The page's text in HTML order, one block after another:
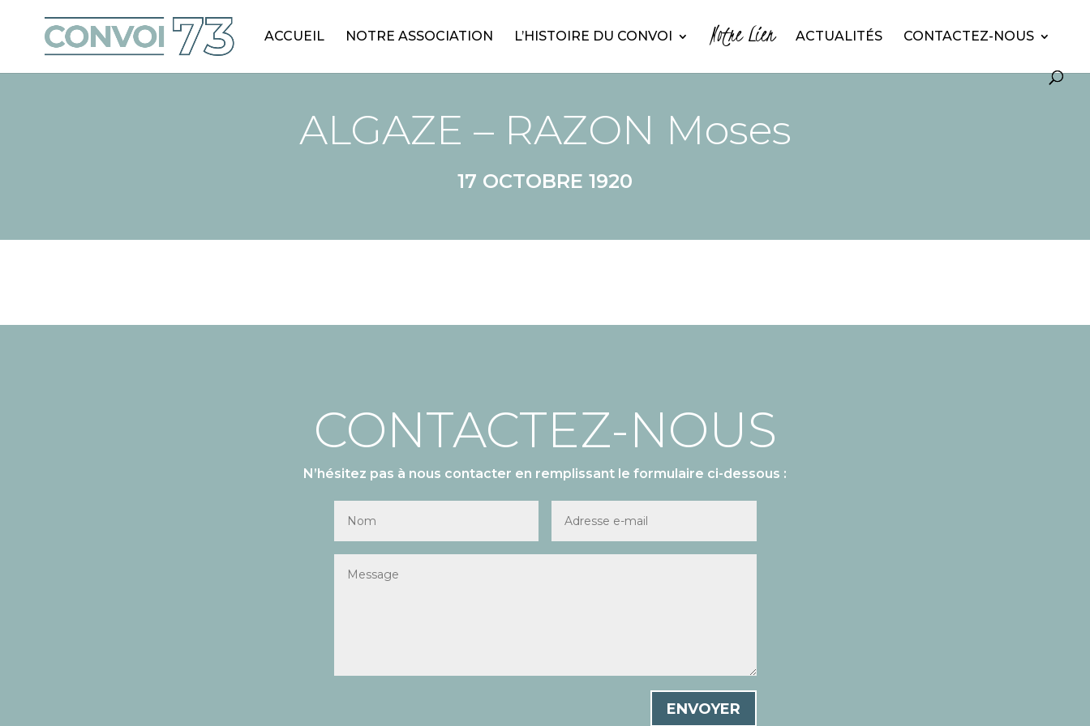
ACCUEIL NOTRE ASSOCIATION L’HISTOIRE DU CONVOI Notre Lien ACTUALITÉS CONTACTEZ-NOUS
ALGAZE – RAZON Moses
17 OCTOBRE 1920
CONTACTEZ-NOUS
N’hésitez pas à nous contacter en remplissant le formulaire ci-dessous :
ENVOYER